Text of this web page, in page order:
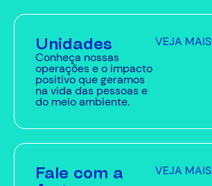
Unidades
Conheça nossas
operações e o impacto
positivo que geramos
na vida das pessoas e
do meio ambiente.
VEJA MAIS
Fale com a
VEJA MAIS